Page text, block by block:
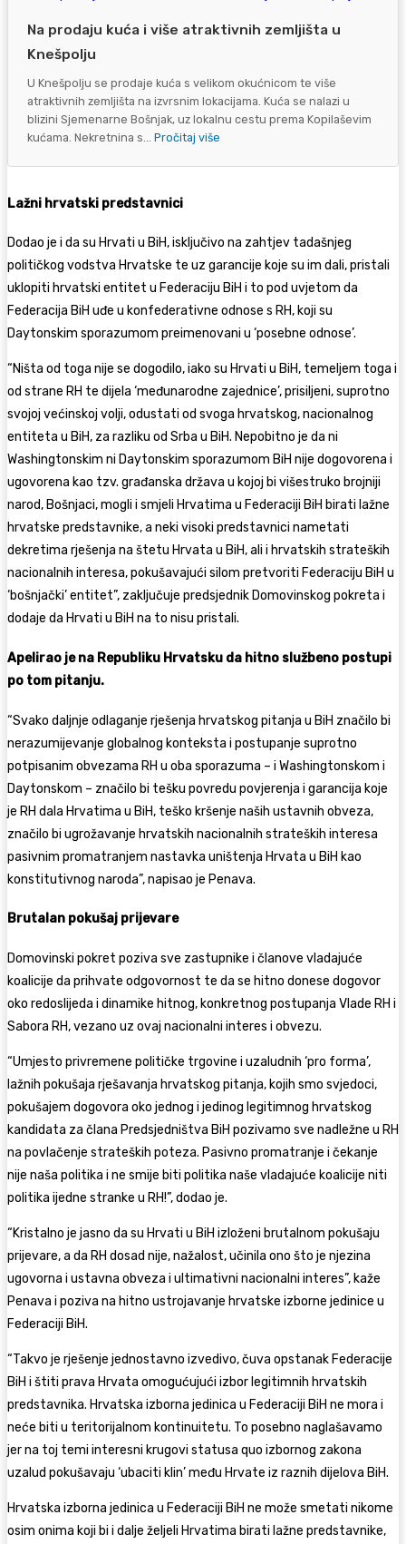
Na prodaju kuća i više atraktivnih zemljišta u
Knešpolju
U Knešpolju se prodaje kuća s velikom okućnicom te više
atraktivnih zemljišta na izvrsnim lokacijama. Kuća se nalazi u
blizini Sjemenarne Bošnjak, uz lokalnu cestu prema Kopilaševim
kućama. Nekretnina s... Pročitaj više
Lažni hrvatski predstavnici
Dodao je i da su Hrvati u BiH, isključivo na zahtjev tadašnjeg
političkog vodstva Hrvatske te uz garancije koje su im dali, pristali
uklopiti hrvatski entitet u Federaciju BiH i to pod uvjetom da
Federacija BiH uđe u konfederativne odnose s RH, koji su
Daytonskim sporazumom preimenovani u ‘posebne odnose’.
“Ništa od toga nije se dogodilo, iako su Hrvati u BiH, temeljem toga i
od strane RH te dijela ‘međunarodne zajednice’, prisiljeni, suprotno
svojoj većinskoj volji, odustati od svoga hrvatskog, nacionalnog
entiteta u BiH, za razliku od Srba u BiH. Nepobitno je da ni
Washingtonskim ni Daytonskim sporazumom BiH nije dogovorena i
ugovorena kao tzv. građanska država u kojoj bi višestruko brojniji
narod, Bošnjaci, mogli i smjeli Hrvatima u Federaciji BiH birati lažne
hrvatske predstavnike, a neki visoki predstavnici nametati
dekretima rješenja na štetu Hrvata u BiH, ali i hrvatskih strateških
nacionalnih interesa, pokušavajući silom pretvoriti Federaciju BiH u
‘bošnjački’ entitet”, zaključuje predsjednik Domovinskog pokreta i
dodaje da Hrvati u BiH na to nisu pristali.
Apelirao je na Republiku Hrvatsku da hitno službeno postupi
po tom pitanju.
“Svako daljnje odlaganje rješenja hrvatskog pitanja u BiH značilo bi
nerazumijevanje globalnog konteksta i postupanje suprotno
potpisanim obvezama RH u oba sporazuma – i Washingtonskom i
Daytonskom – značilo bi tešku povredu povjerenja i garancija koje
je RH dala Hrvatima u BiH, teško kršenje naših ustavnih obveza,
značilo bi ugrožavanje hrvatskih nacionalnih strateških interesa
pasivnim promatranjem nastavka uništenja Hrvata u BiH kao
konstitutivnog naroda”, napisao je Penava.
Brutalan pokušaj prijevare
Domovinski pokret poziva sve zastupnike i članove vladajuće
koalicije da prihvate odgovornost te da se hitno donese dogovor
oko redoslijeda i dinamike hitnog, konkretnog postupanja Vlade RH i
Sabora RH, vezano uz ovaj nacionalni interes i obvezu.
“Umjesto privremene političke trgovine i uzaludnih ‘pro forma’,
lažnih pokušaja rješavanja hrvatskog pitanja, kojih smo svjedoci,
pokušajem dogovora oko jednog i jedinog legitimnog hrvatskog
kandidata za člana Predsjedništva BiH pozivamo sve nadležne u RH
na povlačenje strateških poteza. Pasivno promatranje i čekanje
nije naša politika i ne smije biti politika naše vladajuće koalicije niti
politika ijedne stranke u RH!”, dodao je.
“Kristalno je jasno da su Hrvati u BiH izloženi brutalnom pokušaju
prijevare, a da RH dosad nije, nažalost, učinila ono što je njezina
ugovorna i ustavna obveza i ultimativni nacionalni interes”, kaže
Penava i poziva na hitno ustrojavanje hrvatske izborne jedinice u
Federaciji BiH.
“Takvo je rješenje jednostavno izvedivo, čuva opstanak Federacije
BiH i štiti prava Hrvata omogućujući izbor legitimnih hrvatskih
predstavnika. Hrvatska izborna jedinica u Federaciji BiH ne mora i
neće biti u teritorijalnom kontinuitetu. To posebno naglašavamo
jer na toj temi interesni krugovi statusa quo izbornog zakona
uzalud pokušavaju ‘ubaciti klin’ među Hrvate iz raznih dijelova BiH.
Hrvatska izborna jedinica u Federaciji BiH ne može smetati nikome
osim onima koji bi i dalje željeli Hrvatima birati lažne predstavnike,